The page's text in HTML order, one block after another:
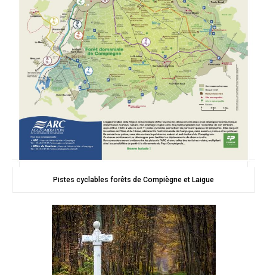
Pistes cyclables forêts de Compiègne et Laigue